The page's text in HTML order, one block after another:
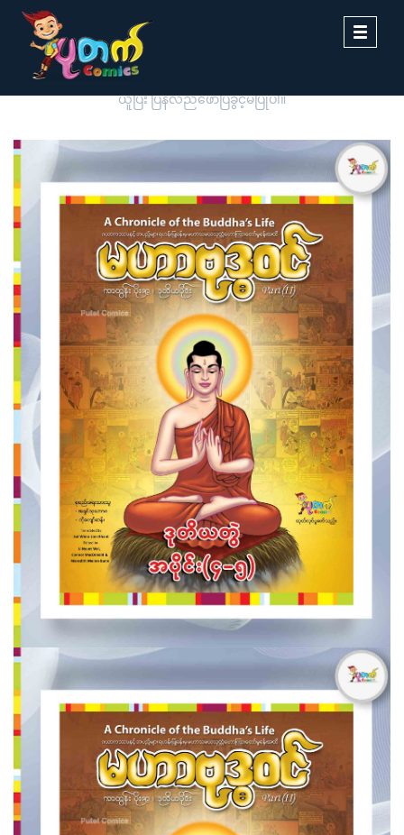
Toggle
ပုတက်ကာတွန်းမှ မူပိုင်စီစဉ်တင်ဆက်ထားခြင်းဖြစ်ပါသည်။ တစ်ဆင့်ကူး
ယူပြီး ပြန်လည်ဖော်ပြခွင့်မပြုပါ။